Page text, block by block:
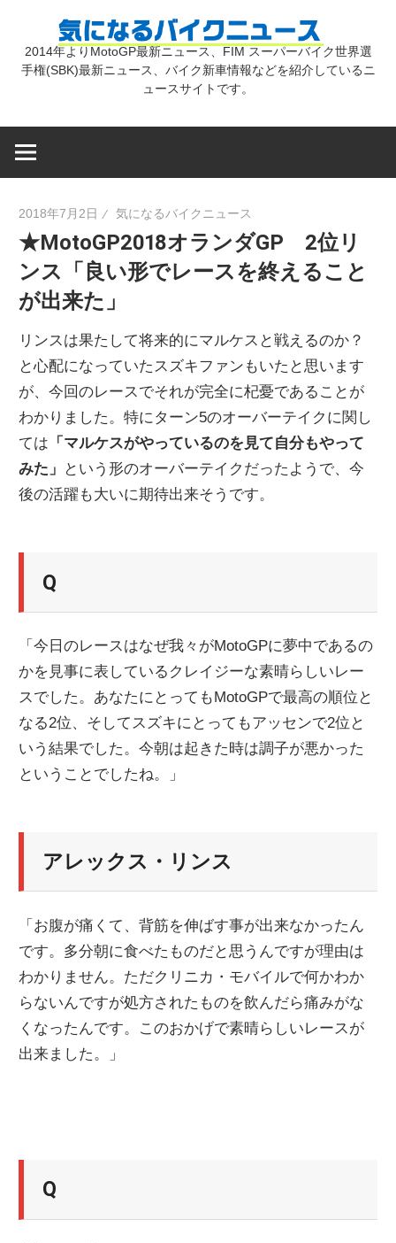
気
バ
ク
ニ
ュ
2014年よりMotoGP最新ニュース、FIM スーパーバイク世界選
手権(SBK)最新ニュース、バイク新車情報などを紹介しているニ
ュースサイトです。
2018年7月2日 気になるバイクニュース
★MotoGP2018オランダGP 2位リ
ンス「良い形でレースを終えること
が出来た」
リンスは果たして将来的にマルケスと戦えるのか？
と心配になっていたスズキファンもいたと思います
が、今回のレースでそれが完全に杞憂であることが
わかりました。特にターン5のオーバーテイクに関し
ては 「マルケスがやっているのを見て自分もやって
みた」
という形のオーバーテイクだったようで、今
後の活躍も大いに期待出来そうです。
Q
「今日のレースはなぜ我々がMotoGPに夢中であるの
かを見事に表しているクレイジーな素晴らしいレー
スでした。あなたにとってもMotoGPで最高の順位と
なる2位、そしてスズキにとってもアッセンで2位と
いう結果でした。今朝は起きた時は調子が悪かった
ということでしたね。」
アレックス・リンス
「お腹が痛くて、背筋を伸ばす事が出来なかったん
です。多分朝に食べたものだと思うんですが理由は
わかりません。ただクリニカ・モバイルで何かわか
らないんですが処方されたものを飲んだら痛みがな
くなったんです。このおかげで素晴らしいレースが
出来ました。」
Q